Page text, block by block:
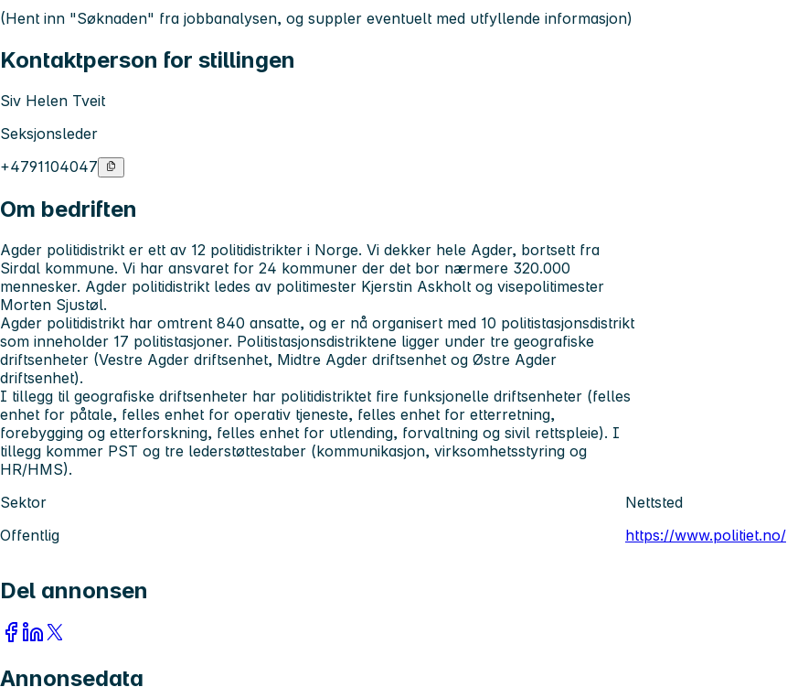
(Hent inn "Søknaden" fra jobbanalysen, og suppler eventuelt med utfyllende informasjon)
Kontaktperson for stillingen
Siv Helen Tveit
Seksjonsleder
+4791104047
Om bedriften
Agder politidistrikt er ett av 12 politidistrikter i Norge. Vi dekker hele Agder, bortsett fra
Sirdal kommune. Vi har ansvaret for 24 kommuner der det bor nærmere 320.000
mennesker. Agder politidistrikt ledes av politimester Kjerstin Askholt og visepolitimester
Morten Sjustøl.
Agder politidistrikt har omtrent 840 ansatte, og er nå organisert med 10 politistasjonsdistrikt
som inneholder 17 politistasjoner. Politistasjonsdistriktene ligger under tre geografiske
driftsenheter (Vestre Agder driftsenhet, Midtre Agder driftsenhet og Østre Agder
driftsenhet).
I tillegg til geografiske driftsenheter har politidistriktet fire funksjonelle driftsenheter (felles
enhet for påtale, felles enhet for operativ tjeneste, felles enhet for etterretning,
forebygging og etterforskning, felles enhet for utlending, forvaltning og sivil rettspleie). I
tillegg kommer PST og tre lederstøttestaber (kommunikasjon, virksomhetsstyring og
HR/HMS).
Sektor
Offentlig
Nettsted
https://www.politiet.no/
Del annonsen
Annonsedata